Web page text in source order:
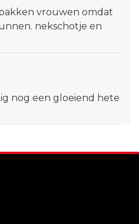
vrouwen omdat
nekschotje en
nog een gloeiend hete